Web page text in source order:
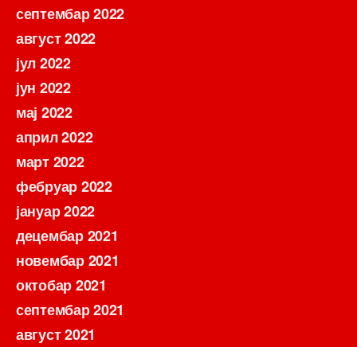
септембар 2022
август 2022
јул 2022
јун 2022
мај 2022
април 2022
март 2022
фебруар 2022
јануар 2022
децембар 2021
новембар 2021
октобар 2021
септембар 2021
август 2021